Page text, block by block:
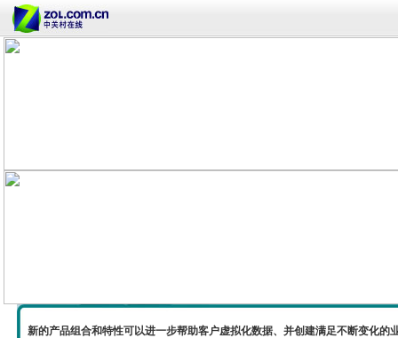
新的产品组合和特性可以进一步帮助客户虚拟化数据、并创建满足不断变化的